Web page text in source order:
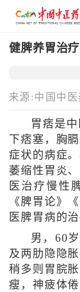
健脾养胃治
来源:中国中
胃痞是
下痞塞，胸
症状的病症
萎缩性胃炎
医治疗慢性
《脾胃论》
医脾胃病的
男，60
及两肋隐隐
稍多则胃脘
瘦，神疲体